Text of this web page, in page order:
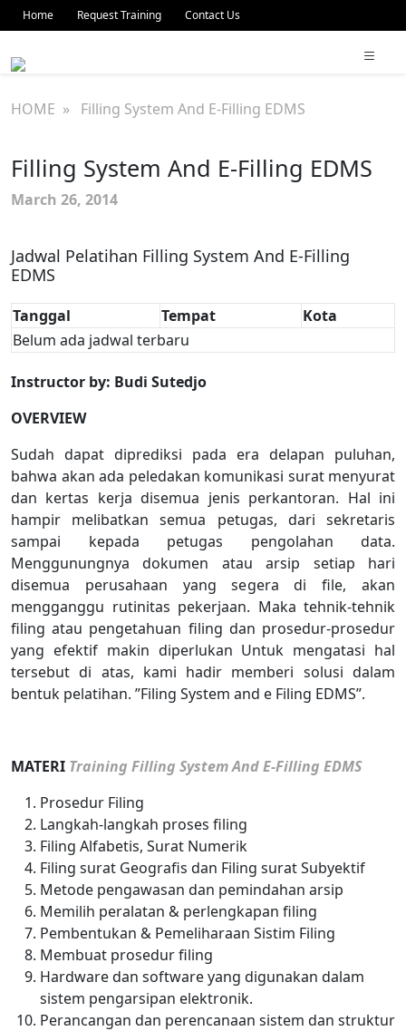
Home Request Training Contact Us
HOME » Filling System And E-Filling EDMS
Filling System And E-Filling EDMS
March 26, 2014
Jadwal Pelatihan Filling System And E-Filling
EDMS
Tanggal Tempat
Kota
Belum ada jadwal terbaru
Instructor by: Budi Sutedjo
OVERVIEW
Sudah dapat diprediksi pada era delapan puluhan,
bahwa akan ada peledakan komunikasi surat menyurat
dan kertas kerja disemua jenis perkantoran. Hal ini
hampir melibatkan semua petugas, dari sekretaris
sampai kepada petugas pengolahan data.
Menggunungnya dokumen atau arsip setiap hari
disemua perusahaan yang segera di file, akan
mengganggu rutinitas pekerjaan. Maka tehnik-tehnik
filing atau pengetahuan filing dan prosedur-prosedur
yang efektif makin diperlukan Untuk mengatasi hal
tersebut di atas, kami hadir memberi solusi dalam
bentuk pelatihan. ”Filing System and e Filing EDMS”.
MATERI Training Filling System And E-Filling EDMS
Prosedur Filing
Langkah-langkah proses filing
Filing Alfabetis, Surat Numerik
Filing surat Geografis dan Filing surat Subyektif
Metode pengawasan dan pemindahan arsip
Memilih peralatan & perlengkapan filing
Pembentukan & Pemeliharaan Sistim Filing
Membuat prosedur filing
Hardware dan software yang digunakan dalam
sistem pengarsipan elektronik.
Perancangan dan perencanaan sistem dan struktur